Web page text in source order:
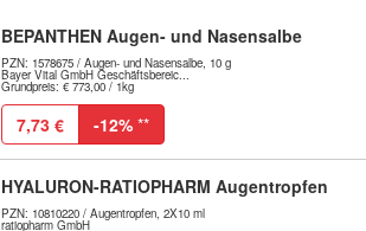
BEPANTHEN Augen- und Nasensalbe
PZN: 1578675 / Augen- und Nasensalbe, 10 g
Bayer Vital GmbH Geschäftsbereic...
Grundpreis: € 773,00 / 1kg
7,73 € -12% **
HYALURON-RATIOPHARM Augentropfen
PZN: 10810220 / Augentropfen, 2X10 ml
ratiopharm GmbH